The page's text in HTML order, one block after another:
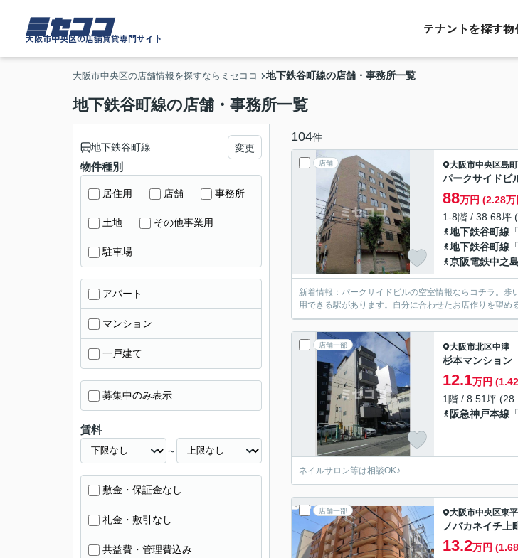
ミセココ
大阪市中央区の店舗賃貸専門サイト
テナントを探す物
大阪市中央区の店舗情報を探すならミセココ 地下鉄谷町線の店舗・事務所一覧
地下鉄谷町線の店舗・事務所一覧
104件
店舗 大阪市中央区島町
パークサイドビ
88万円 (2.28万
1-8階 / 38.68坪
地下鉄谷町線 「
地下鉄谷町線 「
京阪電鉄中之
新着情報：パークサイドビルの空室情報ならコチラ。
用できる駅があります。自分に合わせたお店作りを望め
店舗一部 大阪市北区中津
杉本マンション
12.1万円
1階 / 8.51坪
阪急神戸本線 「
ネイルサロン等は相談OK♪
店舗一部 大阪市中央区東平
ノバカネイチ上
13.2万円
地下鉄谷町線 変更
物件種別
居住用 店舗 事務所
土地 その他事業用
駐車場
アパート
マンション
一戸建て
募集中のみ表示
賃料
～
敷金・保証金なし
礼金・敷引なし
共益費・管理費込み